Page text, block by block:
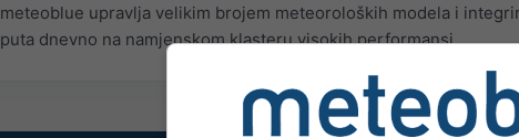
meteoblue upravlja velikim brojem meteoroloških modela i
puta dnevno na namjenskom klasteru visokih performansi.